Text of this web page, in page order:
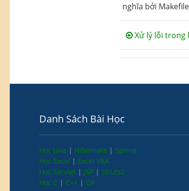
nghĩa bởi
Xử lý lỗi trong
Danh Sách Bài Học
Học Java | Hibernate | Spring
Học Excel | Excel VBA
Học Servlet | JSP | Struts2
Học C | C++ | C#